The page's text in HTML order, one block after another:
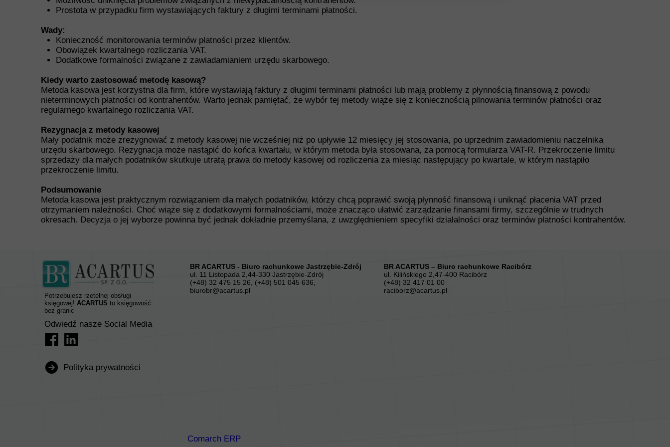
Prostota w przypadku firm wystawiających faktury z długimi terminami płatności.
Wady:
Konieczność monitorowania terminów płatności przez klientów.
Obowiązek kwartalnego rozliczania VAT.
Dodatkowe formalności związane z zawiadamianiem urzędu skarbowego.
Kiedy warto zastosować metodę kasową?
Metoda kasowa jest korzystna dla firm, które wystawiają faktury z długimi terminami płatności lub mają problemy z płynnością finansową z powodu
nieterminowych płatności od kontrahentów. Warto jednak pamiętać, że wybór tej metody wiąże się z koniecznością pilnowania terminów płatności oraz
regularnego kwartalnego rozliczania VAT.
Rezygnacja z metody kasowej
Mały podatnik może zrezygnować z metody kasowej nie wcześniej niż po upływie 12 miesięcy jej stosowania, po uprzednim zawiadomieniu naczelnika
urzędu skarbowego. Rezygnacja może nastąpić do końca kwartału, w którym metoda była stosowana, za pomocą formularza VAT-R. Przekroczenie limitu
sprzedaży dla małych podatników skutkuje utratą prawa do metody kasowej od rozliczenia za miesiąc następujący po kwartale, w którym nastąpiło
przekroczenie limitu.
Podsumowanie
Metoda kasowa jest praktycznym rozwiązaniem dla małych podatników, którzy chcą poprawić swoją płynność finansową i uniknąć płacenia VAT przed
otrzymaniem należności. Choć wiąże się z dodatkowymi formalnościami, może znacząco ułatwić zarządzanie finansami firmy, szczególnie w trudnych
okresach. Decyzja o jej wyborze powinna być jednak dokładnie przemyślana, z uwzględnieniem specyfiki działalności oraz terminów płatności kontrahentów.
Polityka prywatności
Potrzebujesz rzetelnej obsługi
księgowej! ACARTUS to księgowość
bez granic
BR ACARTUS - Biuro rachunkowe Jastrzębie-Zdrój
ul. 11 Listopada 2,44-330 Jastrzębie-Zdrój
(+48) 32 475 15 26, (+48) 501 045 636,
biurobr@acartus.pl
BR ACARTUS – Biuro rachunkowe Racibórz
ul. Kilińskiego 2,47-400 Racibórz
(+48) 32 417 01 00
raciborz@acartus.pl
Odwiedź nasze Social Media
Comarch ERP